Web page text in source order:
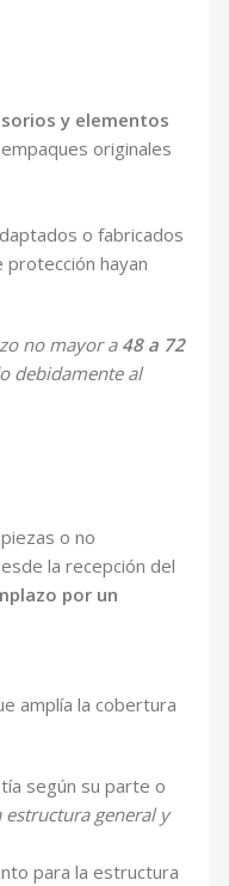
y elementos
originales
o fabricados
hayan
no mayor a 48 a 72
debidamente al
o no
la recepción del
por un
amplía la cobertura
según su parte o
estructura general y
para la estructura